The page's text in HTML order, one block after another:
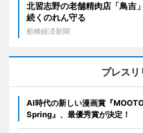
北習志野の老舗精肉店「鳥
続くのれん守る
船橋経済新聞
プレスリ
AI時代の新しい漫画賞『
Spring』、最優秀賞が決定！